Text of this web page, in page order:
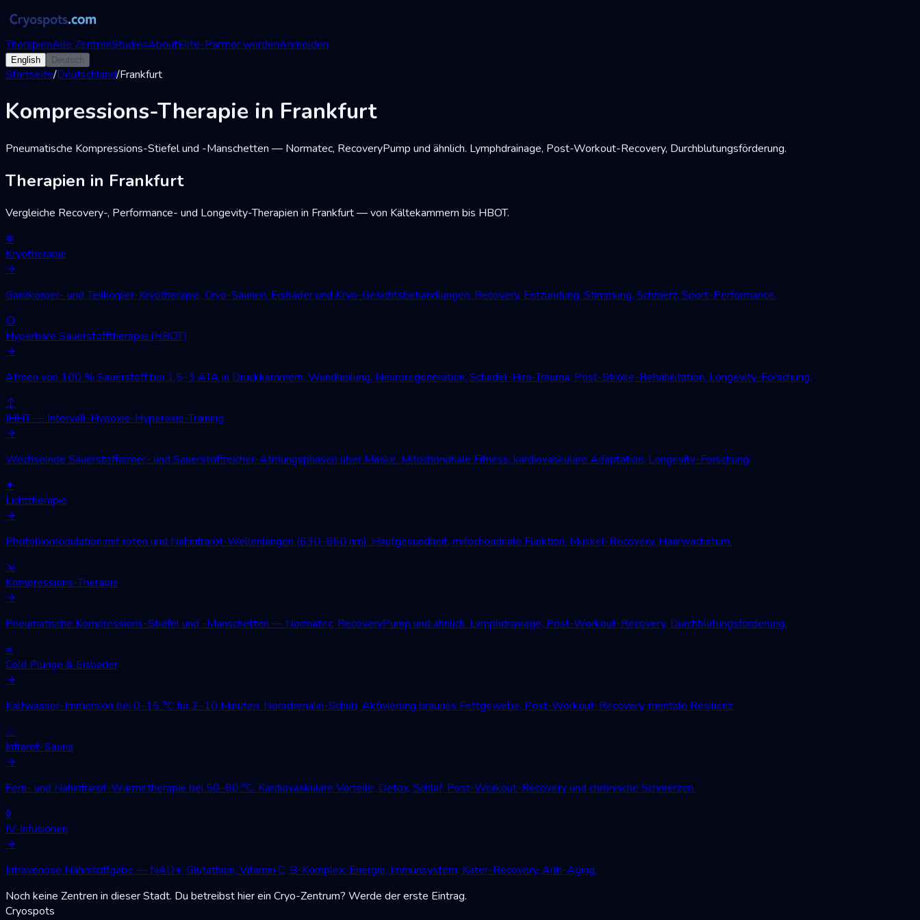
TherapienAlle ZentrenStudiesAboutElite-Partner werdenAnmelden
English Deutsch
Startseite/Deutschland/Frankfurt
Kompressions-Therapie in Frankfurt
Pneumatische Kompressions-Stiefel und -Manschetten — Normatec, RecoveryPump und ähnlich. Lymphdrainage, Post-Workout-Recovery, Durchblutungsförderung.
Therapien in Frankfurt
Vergleiche Recovery-, Performance- und Longevity-Therapien in Frankfurt — von Kältekammern bis HBOT.
❄
Kryotherapie
→
Ganzkörper- und Teilkörper-Kryotherapie, Cryo-Saunen, Eisbäder und Kryo-Gesichtsbehandlungen. Recovery, Entzündung, Stimmung, Schmerz, Sport-Performance.
○
Hyperbare Sauerstofftherapie (HBOT)
→
Atmen von 100 % Sauerstoff bei 1,5–3 ATA in Druckkammern. Wundheilung, Neuroregeneration, Schädel-Hirn-Trauma, Post-Stroke-Rehabilitation, Longevity-Forschung.
↕
IHHT — Intervall-Hypoxie-Hyperoxie-Training
→
Wechselnde Sauerstoffarmer- und Sauerstoffreicher-Atmungsphasen über Maske. Mitochondriale Fitness, kardiovaskuläre Adaptation, Longevity-Forschung.
✦
Lichttherapie
→
Photobiomodulation mit roten und Nahinfrarot-Wellenlängen (630–850 nm). Hautgesundheit, mitochondriale Funktion, Muskel-Recovery, Haarwachstum.
⇲
Kompressions-Therapie
→
Pneumatische Kompressions-Stiefel und -Manschetten — Normatec, RecoveryPump und ähnlich. Lymphdrainage, Post-Workout-Recovery, Durchblutungsförderung.
≈
Cold Plunge & Eisbäder
→
Kaltwasser-Immersion bei 0–15 °C für 2–10 Minuten. Noradrenalin-Schub, Aktivierung braunes Fettgewebe, Post-Workout-Recovery, mentale Resilienz.
♨
Infrarot-Sauna
→
Fern- und Nahinfrarot-Wärmetherapie bei 50–80 °C. Kardiovaskuläre Vorteile, Detox, Schlaf, Post-Workout-Recovery und chronische Schmerzen.
◊
IV-Infusionen
→
Intravenöse Nährstoffgabe — NAD+, Glutathion, Vitamin C, B-Komplex. Energie, Immunsystem, Kater-Recovery, Anti-Aging.
Noch keine Zentren in dieser Stadt. Du betreibst hier ein Cryo-Zentrum? Werde der erste Eintrag.
Cryospots